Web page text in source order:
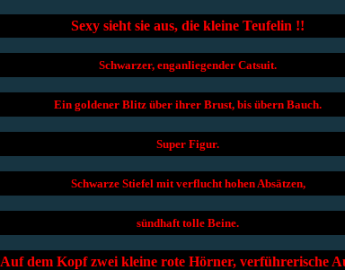
Sexy sieht sie aus, die kleine Teufelin !!
Schwarzer, enganliegender Catsuit.
Ein goldener Blitz über ihrer Brust, bis übern Bauch.
Super Figur.
Schwarze Stiefel mit verflucht hohen Absätzen,
sündhaft tolle Beine.
Auf dem Kopf zwei kleine rote Hörner, verführerische